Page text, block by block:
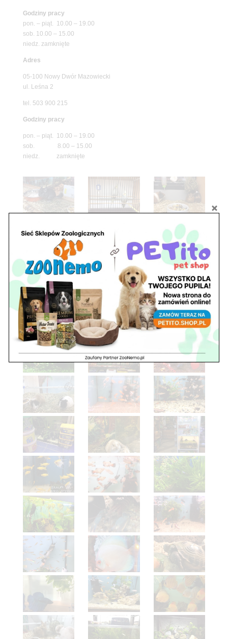
Godziny pracy
pon. – piąt. 10.00 – 19.00
sob. 10.00 – 15.00
niedz. zamknięte
Adres
05-100 Nowy Dwór Mazowiecki
ul. Leśna 2
tel. 503 900 215
Godziny pracy
pon. – piąt. 10.00 – 19.00
sob. 8.00 – 15.00
niedz. zamknięte